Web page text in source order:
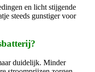
en licht stijgende
steeds gunstiger voor
duidelijk. Minder